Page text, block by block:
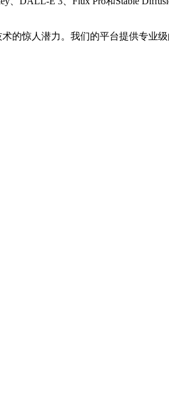
的惊人潜力。我们的平台提供专业